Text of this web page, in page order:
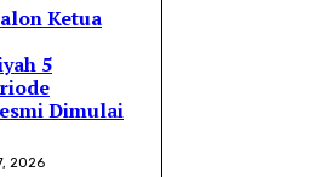
Ketua
5
Dimulai
2026